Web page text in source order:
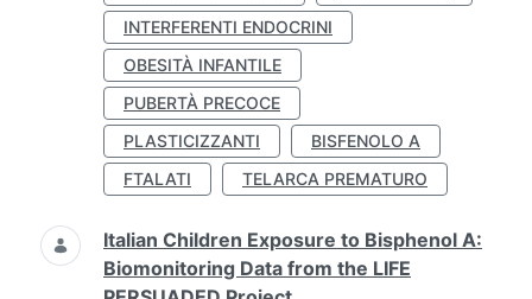
INTERFERENTI ENDOCRINI
OBESITÀ INFANTILE
PUBERTÀ PRECOCE
PLASTICIZZANTI
BISFENOLO A
FTALATI
TELARCA PREMATURO
Italian Children Exposure to Bisphenol A:
Biomonitoring Data from the LIFE